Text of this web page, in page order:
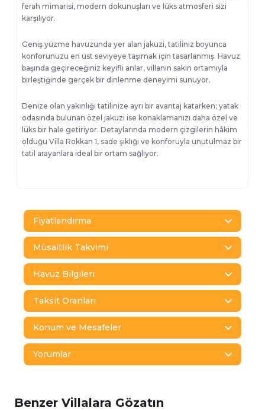
ferah mimarisi, modern dokunuşları ve lüks atmosferi sizi
karşılıyor.
Geniş yüzme havuzunda yer alan jakuzi, tatiliniz boyunca
konforunuzu en üst seviyeye taşımak için tasarlanmış. Havuz
başında geçireceğiniz keyifli anlar, villanın sakin ortamıyla
birleştiğinde gerçek bir dinlenme deneyimi sunuyor.
Denize olan yakınlığı tatilinize ayrı bir avantaj katarken; yatak
odasında bulunan özel jakuzi ise konaklamanızı daha özel ve
lüks bir hale getiriyor. Detaylarında modern çizgilerin hâkim
olduğu Villa Rokkan 1, sade şıklığı ve konforuyla unutulmaz bir
tatil arayanlara ideal bir ortam sağlıyor.
Fiyatlandırma
Müsaitlik Takvimi
Havuz Bilgileri
Taksit Oranları
Konum ve Mesafeler
Yorumlar
Benzer Villalara Gözatın